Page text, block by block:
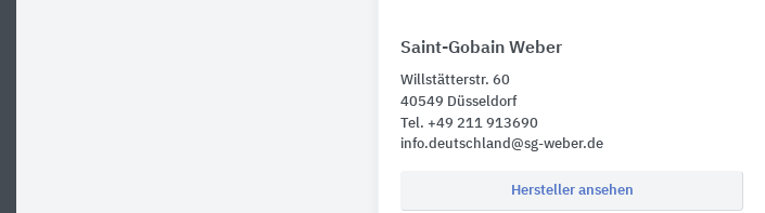
Saint-Gobain Weber
Willstätterstr. 60
40549 Düsseldorf
Tel. +49 211 913690
info.deutschland@sg-weber.de
Hersteller ansehen